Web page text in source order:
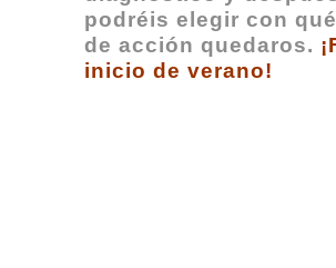
podréis elegir con
de acción quedaros.
inicio de verano!